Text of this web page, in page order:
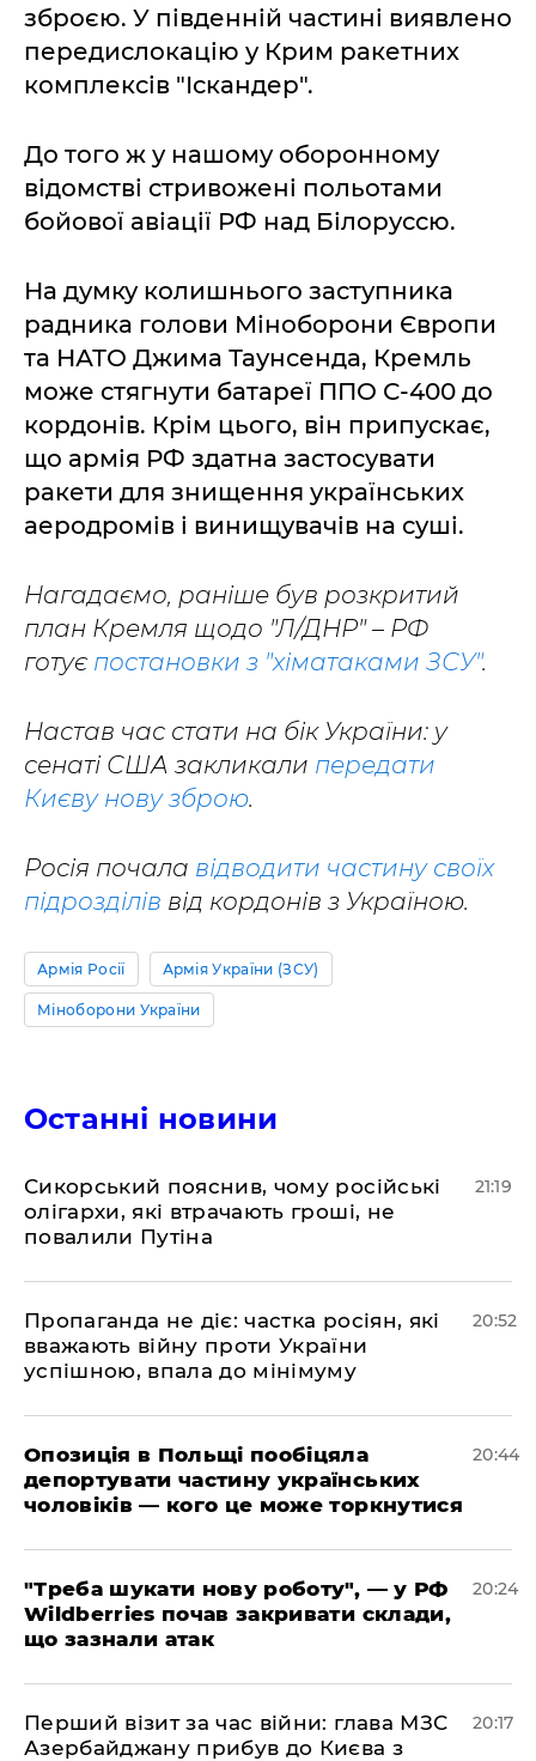
зброєю. У південній частині виявлено
передислокацію у Крим ракетних
комплексів "Іскандер".
До того ж у нашому оборонному
відомстві стривожені польотами
бойової авіації РФ над Білоруссю.
На думку колишнього заступника
радника голови Міноборони Європи
та НАТО Джима Таунсенда, Кремль
може стягнути батареї ППО С-400 до
кордонів. Крім цього, він припускає,
що армія РФ здатна застосувати
ракети для знищення українських
аеродромів і винищувачів на суші.
Нагадаємо, раніше був розкритий
план Кремля щодо "Л/ДНР" – РФ
готує постановки з "хіматаками ЗСУ".
Настав час стати на бік України: у
сенаті США закликали передати
Києву нову зброю.
Росія почала відводити частину своїх
підрозділів від кордонів з Україною.
Армія Росії Армія України (ЗСУ)
Міноборони України
Останні новини
​Сикорський пояснив, чому російські
олігархи, які втрачають гроші, не
повалили Путіна
21:19
​Пропаганда не діє: частка росіян, які
вважають війну проти України
успішною, впала до мінімуму
20:52
​Опозиція в Польщі пообіцяла
депортувати частину українських
чоловіків — кого це може торкнутися
20:44
​"Треба шукати нову роботу", — у РФ
Wildberries почав закривати склади,
що зазнали атак
20:24
​Перший візит за час війни: глава МЗС
Азербайджану прибув до Києва з
20:17